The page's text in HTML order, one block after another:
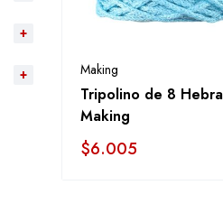
Making
Tripolino de 8
Making
$6.005